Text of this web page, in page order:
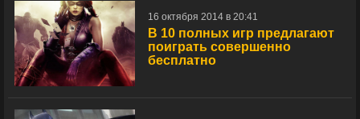
16 октября 2014 в 20:41
В 10 полных игр предлагают
поиграть совершенно
бесплатно